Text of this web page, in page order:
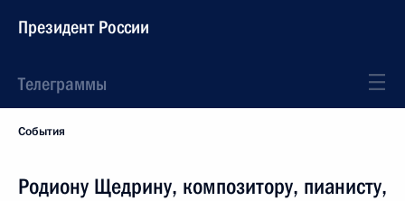
Президент России
Телеграммы
События
Родиону Щедрину, композитору, пианисту,